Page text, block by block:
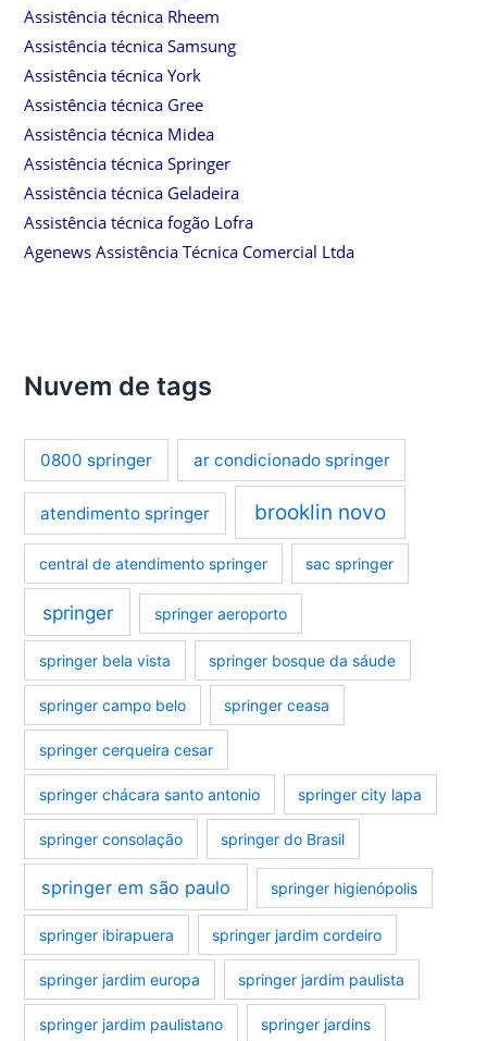
Assistência técnica Rheem
Assistência técnica Samsung
Assistência técnica York
Assistência técnica Gree
Assistência técnica Midea
Assistência técnica Springer
Assistência técnica Geladeira
Assistência técnica fogão Lofra
Agenews Assistência Técnica Comercial Ltda
Nuvem de tags
0800 springer ar condicionado springer
atendimento springer brooklin novo
central de atendimento springer sac springer
springer springer aeroporto
springer bela vista springer bosque da sáude
springer campo belo springer ceasa
springer cerqueira cesar
springer chácara santo antonio springer city lapa
springer consolação springer do Brasil
springer em são paulo springer higienópolis
springer ibirapuera springer jardim cordeiro
springer jardim europa springer jardim paulista
springer jardim paulistano springer jardins